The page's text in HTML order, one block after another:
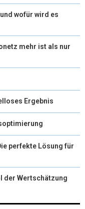
wofür wird es
mehr ist als nur
Ergebnis
perfekte Lösung für
der Wertschätzung